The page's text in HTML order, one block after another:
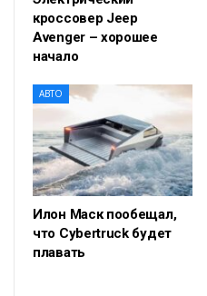
кроссовер Jeep
Avenger – хорошее
начало
АВТО
Илон Маск пообещал,
что Cybertruck будет
плавать